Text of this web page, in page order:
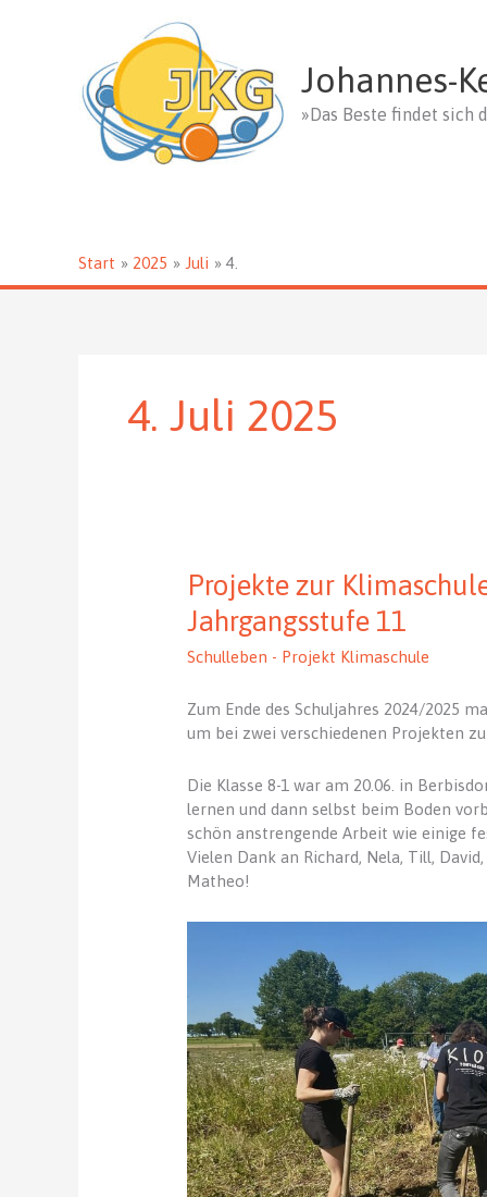
Johannes-
»Das Beste findet sich
Start 2025 Juli 4.
4. Juli 2025
Projekte zur
Jahrgangsstufe 11
Schulleben - Projekt Klimaschule
Zum Ende des Schuljahres 2024/2025
um bei zwei verschiedenen Projekten
Die Klasse 8-1 war am 20.06. in
lernen und dann selbst beim Boden
schön anstrengende Arbeit wie einige
Vielen Dank an Richard, Nela, Till,
Matheo!